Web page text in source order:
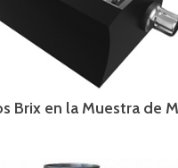
Brix en la Muestra de